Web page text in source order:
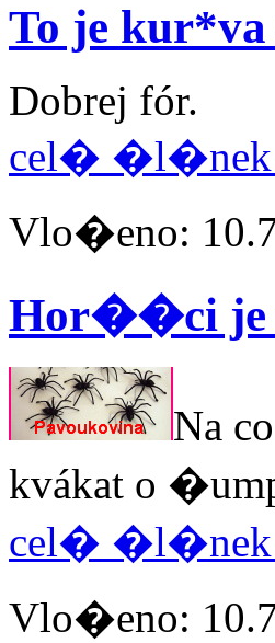
To je kur*va
Dobrej fór.
cel� �l�nek
Vlo�eno:
Hor��ci je
Na
kvákat o
cel� �l�nek
Vlo�eno: